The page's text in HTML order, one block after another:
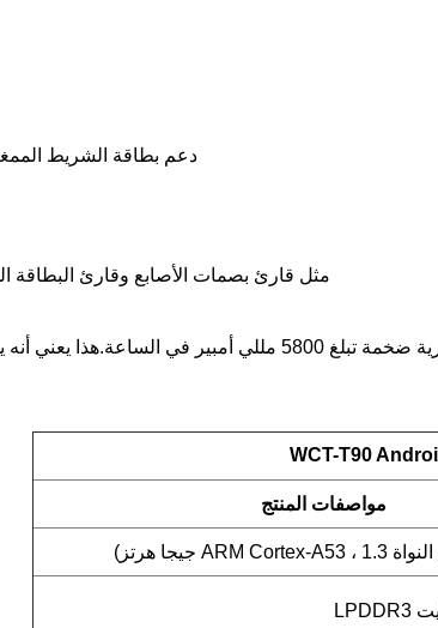
دعم بطاقة الشريط
مثل قارئ بصمات الأصابع وقارئ البطاقة
WCT-T90
مواصفات المنتج